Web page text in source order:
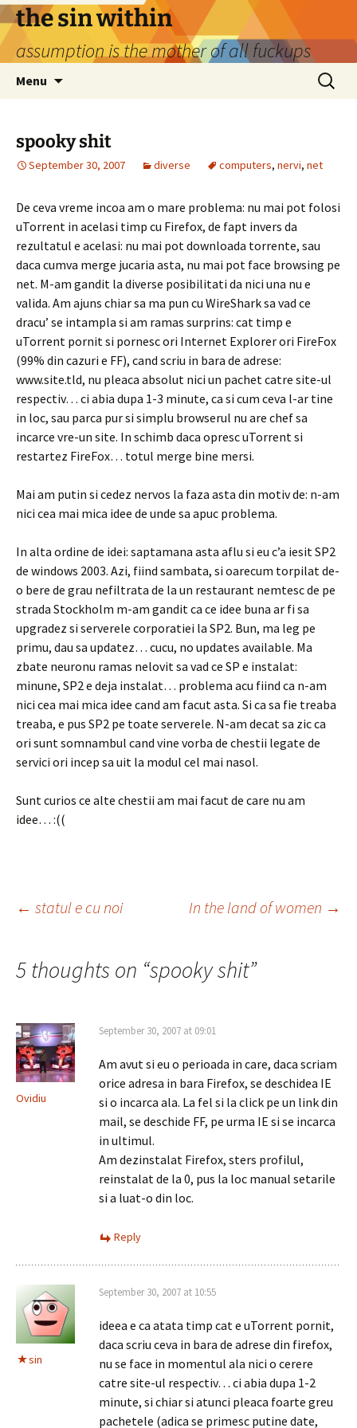
Skip
to
content
the sin within
assumption is the mother of all fuckups
Menu
Search
for:
spooky shit
September 30, 2007 diverse computers, nervi, net
De ceva vreme incoa am o mare problema: nu mai pot folosi
uTorrent in acelasi timp cu Firefox, de fapt invers da
rezultatul e acelasi: nu mai pot downloada torrente, sau
daca cumva merge jucaria asta, nu mai pot face browsing pe
net. M-am gandit la diverse posibilitati da nici una nu e
valida. Am ajuns chiar sa ma pun cu WireShark sa vad ce
dracu’ se intampla si am ramas surprins: cat timp e
uTorrent pornit si pornesc ori Internet Explorer ori FireFox
(99% din cazuri e FF), cand scriu in bara de adrese:
www.site.tld, nu pleaca absolut nici un pachet catre site-ul
respectiv… ci abia dupa 1-3 minute, ca si cum ceva l-ar tine
in loc, sau parca pur si simplu browserul nu are chef sa
incarce vre-un site. In schimb daca opresc uTorrent si
restartez FireFox… totul merge bine mersi.
Mai am putin si cedez nervos la faza asta din motiv de: n-am
nici cea mai mica idee de unde sa apuc problema.
In alta ordine de idei: saptamana asta aflu si eu c’a iesit SP2
de windows 2003. Azi, fiind sambata, si oarecum torpilat de-
o bere de grau nefiltrata de la un restaurant nemtesc de pe
strada Stockholm m-am gandit ca ce idee buna ar fi sa
upgradez si serverele corporatiei la SP2. Bun, ma leg pe
primu, dau sa updatez… cucu, no updates available. Ma
zbate neuronu ramas nelovit sa vad ce SP e instalat:
minune, SP2 e deja instalat… problema acu fiind ca n-am
nici cea mai mica idee cand am facut asta. Si ca sa fie treaba
treaba, e pus SP2 pe toate serverele. N-am decat sa zic ca
ori sunt somnambul cand vine vorba de chestii legate de
servici ori incep sa uit la modul cel mai nasol.
Sunt curios ce alte chestii am mai facut de care nu am
idee… :((
Post
navigation
← statul e cu noi In the land of women →
5 thoughts on “spooky shit”
Ovidiu
September 30, 2007 at 09:01
Am avut si eu o perioada in care, daca scriam
orice adresa in bara Firefox, se deschidea IE
si o incarca ala. La fel si la click pe un link din
mail, se deschide FF, pe urma IE si se incarca
in ultimul.
Am dezinstalat Firefox, sters profilul,
reinstalat de la 0, pus la loc manual setarile
si a luat-o din loc.
Reply
sin
September 30, 2007 at 10:55
ideea e ca atata timp cat e uTorrent pornit,
daca scriu ceva in bara de adrese din firefox,
nu se face in momentul ala nici o cerere
catre site-ul respectiv… ci abia dupa 1-2
minute, si chiar si atunci pleaca foarte greu
pachetele (adica se primesc putine date,